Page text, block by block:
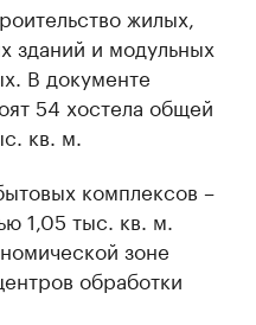
жилых,
зданий и модульных
В документе
54 хостела общей
кв. м.
комплексов –
1,05 тыс. кв. м.
зоне
обработки